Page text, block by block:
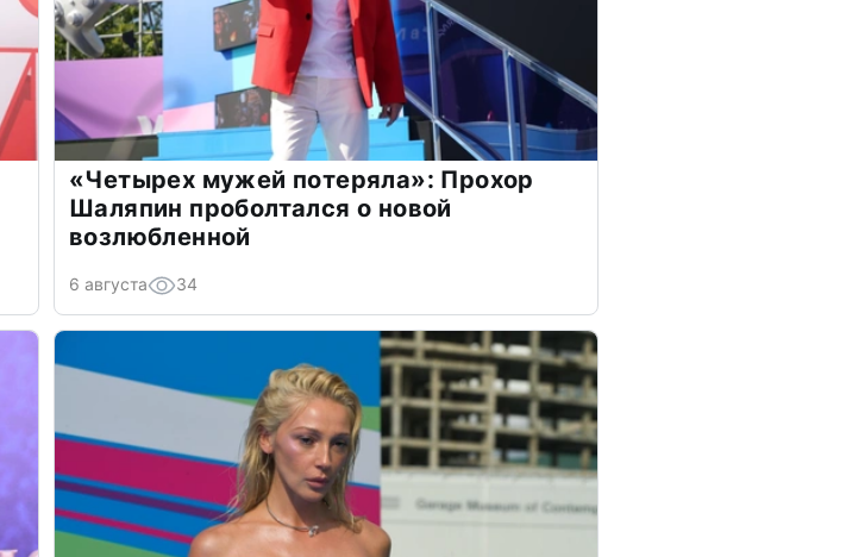
«Четырех мужей потеряла»: Прохор
Шаляпин проболтался о новой
возлюбленной
6 августа 34